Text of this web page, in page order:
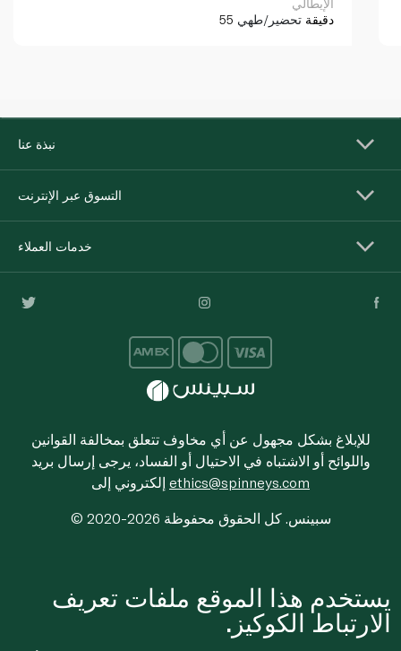
55 دقيقة تحضير/طهي
نبذة عنا
التسوق عبر الإنترنت
خدمات العملاء
للإبلاغ بشكل مجهول عن أي مخاوف تتعلق بمخالفة القوانين
واللوائح أو الاشتباه في الاحتيال أو الفساد، يرجى إرسال بريد
ethics@spinneys.com
© 2020-2026 سبينس. كل الحقوق محفوظة
يستخدم هذا الموقع ملفات تعريف
الارتباط الكوكيز.